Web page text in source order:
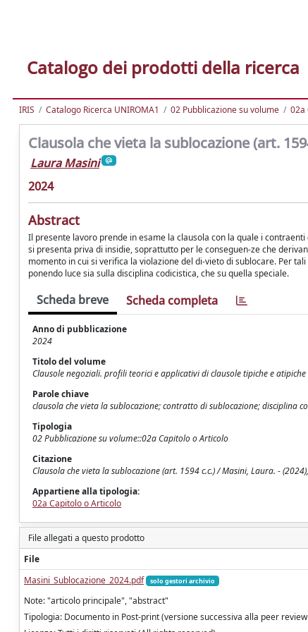
Catalogo dei prodotti della ricerca
IRIS Catalogo Ricerca UNIROMA1 02 Pubblicazione su volume 02a
Clausola che vieta la sublocazione (art.
Laura Masini
2024
Abstract
Il presente lavoro prende in esame la clausola con la quale i
si presenta priva di insidie, soprattutto per le conseguen-ze che
momento in cui si verifica la violazione del di-vieto di sublocare. Per
ponendo luce sia sulla disciplina codicistica, che su quella speciale.
Scheda breve Scheda completa
Anno di pubblicazione
2024
Titolo del volume
Clausole negoziali. profili teorici e applicativi di clausole tipiche e atipiche
Parole chiave
clausola che vieta la sublocazione; contratto di sublocazione; disciplina
Tipologia
02 Pubblicazione su volume::02a Capitolo o Articolo
Citazione
Clausola che vieta la sublocazione (art. 1594 c.c.) / Masini, Laura. -
Appartiene alla tipologia:
02a Capitolo o Articolo
File allegati a questo prodotto
File
Masini_Sublocazione_2024.pdf
solo gestori archivio
Note: "articolo principale", "abstract"
Tipologia: Documento in Post-print (versione successiva alla peer